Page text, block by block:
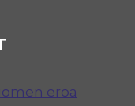
eroa